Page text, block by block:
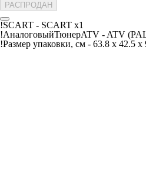
РАСПРОДАН
!SCART - SCART x1
!АналоговыйТюнерATV - ATV
!Размер упаковки, см - 63.8 x 42.5 x